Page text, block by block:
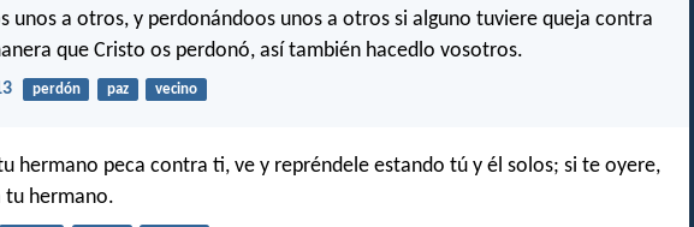
unos a otros, y perdonándoos unos a otros si alguno tuviere queja contra
que Cristo os perdonó, así también hacedlo vosotros.
perdón paz vecino
hermano peca contra ti, ve y repréndele estando tú y él solos; si te oyere,
tu hermano.